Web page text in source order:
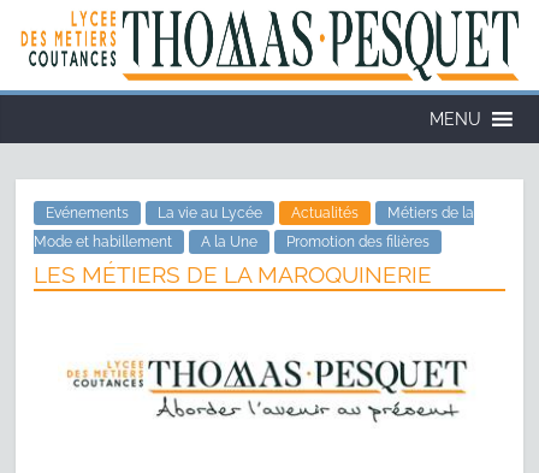
MENU
Evénements La vie au Lycée Actualités
Métiers de la
Mode et habillement
A la Une Promotion des filières
LES MÉTIERS DE LA MAROQUINERIE
Cookies management panel